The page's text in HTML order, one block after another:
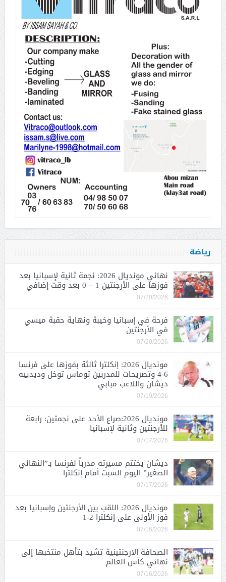
رياضة
نهائي مونديال 2026: نجمة ثانية لإسبانيا بعد
فوزها على الأرجنتين 1 – 0 بعد وقت إضافي
07/20/2026
فرحة في إسبانيا وخيبة ونهاية حقبة ميسي
في الأرجنتين
07/20/2026
مونديال 2026: إنكلترا ثالثة بفوزها على فرنسا
6-4 وتصريحات للمدربين توماس توخل وديدييه
ديشان واللاعب مبابي
07/19/2026
مونديال 2026:صراع الأحد على نجمتين: رابعة
للأرجنتين وثانية لإسبانيا
07/17/2026
ديشان يختتم مسيرته مدرباً لفرنسا بـ”النهائي
الصغير” اليوم السبت أمام إنكلترا
07/17/2026
مونديال 2026: اللقب بين الأرجنتين وإسبانيا بعد
فوز الأولى على إنكلترا 2-1
07/16/2026
الصحافة الارجنتينية تشيد بتأهل منتخبها إلى
نهائي كأس العالم
07/16/2026